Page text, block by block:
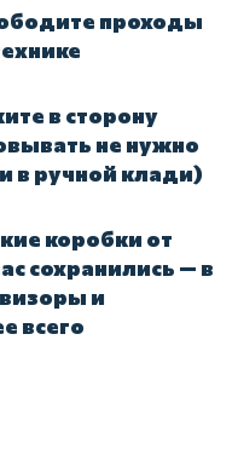
проходы
в сторону
не нужно
в ручной клади)
коробки от
сохранились — в
и
всего